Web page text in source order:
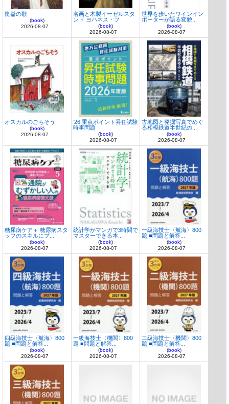
崑崙の歌
(book)
2026-08-07
名画と木製イーゼルスタ
ンド ヨハネス・フ
(book)
2026-08-07
世界を歩いたワインイン
ポーターが語る変貌...
(book)
2026-08-07
オスカルのごちそう
(book)
2026-08-07
’26 重点ポイント昇任試験
時事問題
(book)
2026-08-07
古地図と発掘写真でめぐ
る相模鉄道半世紀の...
(book)
2026-08-07
糖尿病ケア＋ 糖尿病スタ
ッフのスキルにプ...
(book)
2026-08-07
統計学がマンガで3時間で
マスターできる本...
(book)
2026-08-07
一級海技士〈航海〉800
題 ■問題と解答...
(book)
2026-08-07
四級海技士〈航海〉800
題 ■問題と解答...
(book)
2026-08-07
一級海技士〈機関〉800
題 ■問題と解答...
(book)
2026-08-07
二級海技士〈機関〉800
題 ■問題と解答...
(book)
2026-08-07